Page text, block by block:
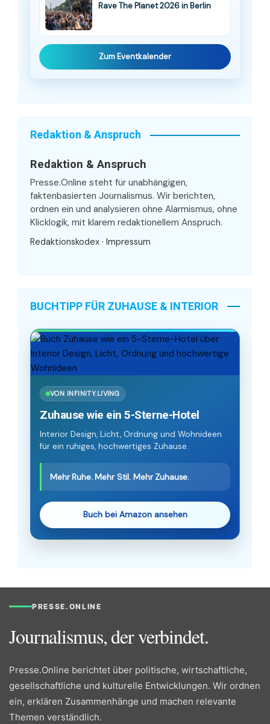
Rave The Planet 2026 in Berlin
Zum Eventkalender
Redaktion & Anspruch
Redaktion & Anspruch
Presse.Online steht für unabhängigen,
faktenbasierten Journalismus. Wir berichten,
ordnen ein und analysieren ohne Alarmismus, ohne
Klicklogik, mit klarem redaktionellem Anspruch.
Redaktionskodex · Impressum
BUCHTIPP FÜR ZUHAUSE & INTERIOR
VON INFINITY.LIVING
Zuhause wie ein 5-Sterne-Hotel
Interior Design, Licht, Ordnung und Wohnideen
für ein ruhiges, hochwertiges Zuhause.
Mehr Ruhe. Mehr Stil. Mehr Zuhause.
Buch bei Amazon ansehen
PRESSE.ONLINE
Journalismus, der verbindet.
Presse.Online berichtet über politische, wirtschaftliche,
gesellschaftliche und kulturelle Entwicklungen. Wir ordnen
ein, erklären Zusammenhänge und machen relevante
Themen verständlich.